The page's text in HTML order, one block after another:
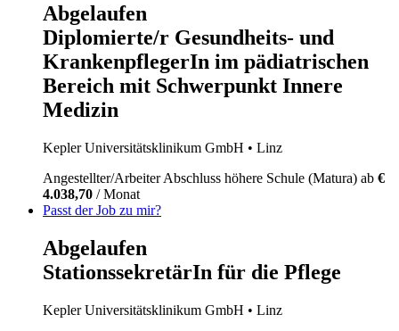
Abgelaufen
Diplomierte/r Gesundheits- und
KrankenpflegerIn im pädiatrischen
Bereich mit Schwerpunkt Innere
Medizin
Kepler Universitätsklinikum GmbH • Linz
Angestellter/ArbeiterAbschluss höhere Schule (Matura) ab €
4.038,70 / Monat
Passt der Job zu mir?
Abgelaufen
StationssekretärIn für die Pflege
Kepler Universitätsklinikum GmbH • Linz